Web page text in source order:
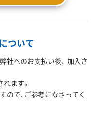
ついて
社へのお支払い後、 加入さ
ます。
ので、ご参考になさってく